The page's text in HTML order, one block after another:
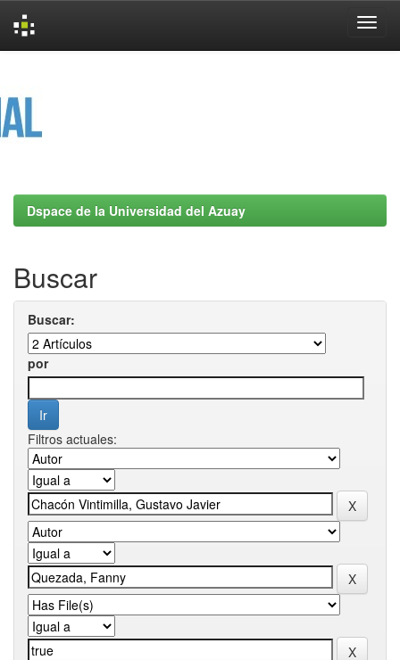
Dspace de la Universidad del Azuay
Buscar
Buscar:
por
Filtros actuales: